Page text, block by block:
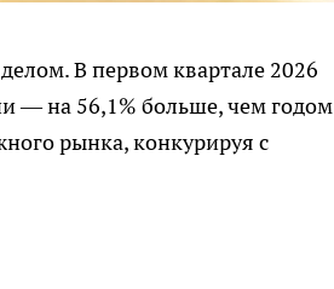
В первом квартале 2026
— на 56,1% больше, чем годом
рынка, конкурируя с